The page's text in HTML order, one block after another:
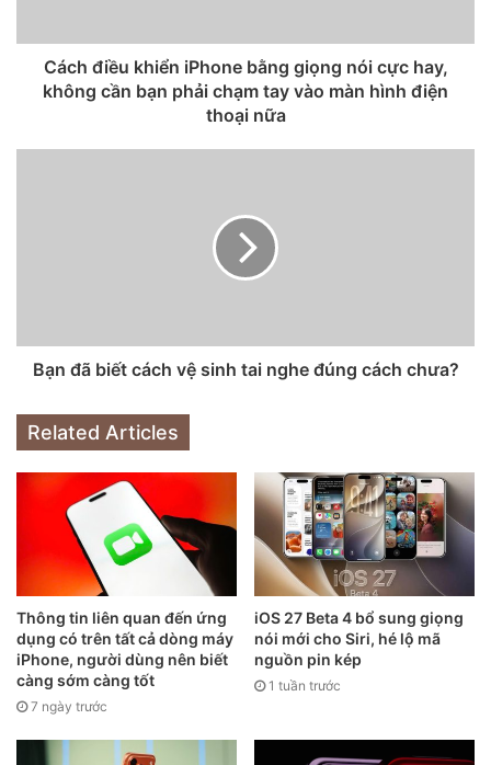
cho đến khi bạn sạc nó.
Trong một quyết định được nhiều người thắc mắc, Apple đã
chọn đặt cổng sạc ở mặt dưới của Magic Mouse 2, và điều
này cho thấy nhiều người đã hy sinh khả năng sử dụng khi
sạc. “Táo khuyết” hoàn toàn có thể đặt cổng sạc này ở cạnh
trước của chuột, giống như hầu hết các sản phẩm khác trên
thị trường, và điều này có thể giúp người dùng vừa sạc vừa
sử dụng. Nhưng Apple đã nói không với thiết kế này.
Cách điều khiển iPhone bằng giọng nói cực hay,
không cần bạn phải chạm tay vào màn hình điện
thoại nữa
Bạn đã biết cách vệ sinh tai nghe đúng cách chưa?
Related Articles
Thông tin liên quan đến ứng
dụng có trên tất cả dòng máy
iPhone, người dùng nên biết
càng sớm càng tốt
7 ngày trước
iOS 27 Beta 4 bổ sung giọng
nói mới cho Siri, hé lộ mã
nguồn pin kép
1 tuần trước